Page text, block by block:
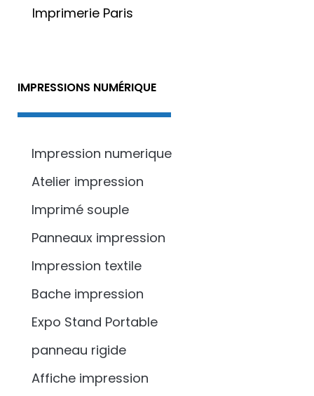
Imprimerie Paris
IMPRESSIONS NUMÉRIQUE
Impression numerique
Atelier impression
Imprimé souple
Panneaux impression
Impression textile
Bache impression
Expo Stand Portable
panneau rigide
Affiche impression